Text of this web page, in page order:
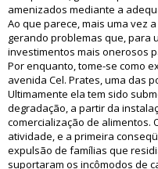
amenizados mediante a
Ao que parece, mais uma vez
gerando problemas que, para
investimentos mais onerosos
Por enquanto, tome-se como
avenida Cel. Prates, uma das
Ultimamente ela tem sido
degradação, a partir da
comercialização de alimentos.
atividade, e a primeira
expulsão de famílias que
suportaram os incômodos de